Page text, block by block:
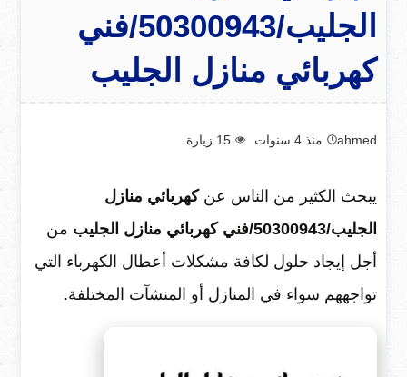
الجليب/50300943/فني
كهربائي منازل الجليب
ahmed منذ 4 سنوات 15 زيارة
يبحث الكثير من الناس عنكهربائي منازل
الجليب/50300943/فني كهربائي منازل الجليب
من
أجل إيجاد حلول لكافة مشكلات أعطال الكهرباء التي
تواجههم سواء في المنازل أو المنشآت المختلفة.